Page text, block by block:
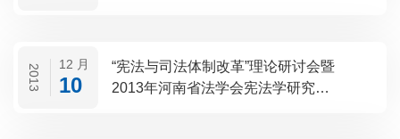
2013 12 月
10
“宪法与司法体制改革”理论研讨会暨
2013年河南省法学会宪法学研究会